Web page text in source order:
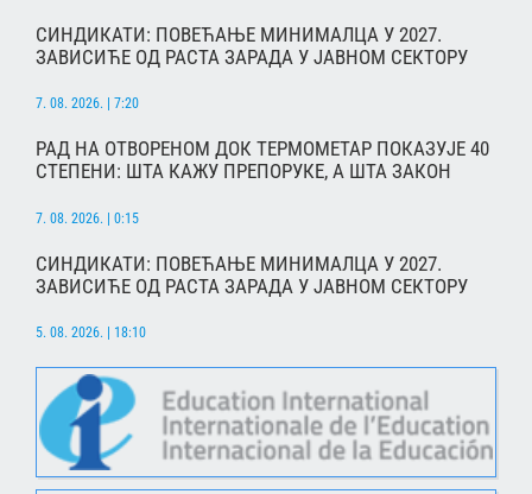
СИНДИКАТИ: ПОВЕЋАЊЕ МИНИМАЛЦА У 2027.
ЗАВИСИЋЕ ОД РАСТА ЗАРАДА У ЈАВНОМ СЕКТОРУ
7. 08. 2026. | 7:20
РАД НА ОТВОРЕНОМ ДОК ТЕРМОМЕТАР ПОКАЗУЈЕ 40
СТЕПЕНИ: ШТА КАЖУ ПРЕПОРУКЕ, А ШТА ЗАКОН
7. 08. 2026. | 0:15
СИНДИКАТИ: ПОВЕЋАЊЕ МИНИМАЛЦА У 2027.
ЗАВИСИЋЕ ОД РАСТА ЗАРАДА У ЈАВНОМ СЕКТОРУ
5. 08. 2026. | 18:10